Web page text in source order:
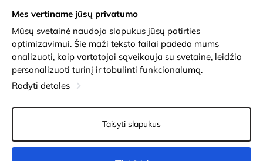
Rīga, Augusta Deglava 69d, LV-1082
Apie mus
Parduotuvės
Pristatymas ir mokėjimas
Lojalumo kortelės
Privacy Policy
Sąlygos ir nuostatos
Prekių grąžinimas
Slapukų nustatymai
Mes vertiname jūsų privatumo
Mūsų svetainė naudoja slapukus jūsų patirties
optimizavimui. Šie maži teksto failai padeda mums
analizuoti, kaip vartotojai sąveikauja su svetaine, leidžia
personalizuoti turinį ir tobulinti funkcionalumą.
Rodyti detales
Taisyti slapukus